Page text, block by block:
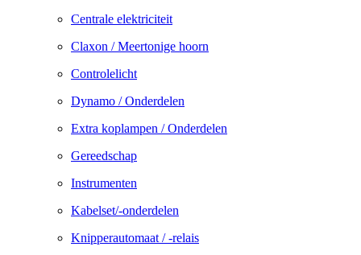
Centrale elektriciteit
Claxon / Meertonige hoorn
Controlelicht
Dynamo / Onderdelen
Extra koplampen / Onderdelen
Gereedschap
Instrumenten
Kabelset/-onderdelen
Knipperautomaat / -relais